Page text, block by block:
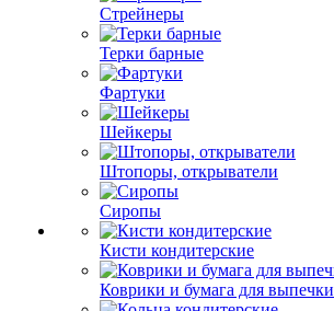
Стрейнеры
Терки барные
Фартуки
Шейкеры
Штопоры, открыватели
Сиропы
Кисти кондитерские
Коврики и бумага для выпечки